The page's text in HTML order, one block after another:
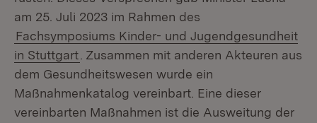
am 25. Juli 2023 im Rahmen des
Fachsymposiums Kinder- und Jugendgesundheit
in Stuttgart . Zusammen mit anderen Akteuren aus
dem Gesundheitswesen wurde ein
Maßnahmenkatalog vereinbart. Eine dieser
vereinbarten Maßnahmen ist die Ausweitung der